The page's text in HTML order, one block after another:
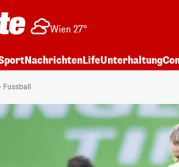
Wien 27°
NachrichtenLifeUnterhaltung
Fussball